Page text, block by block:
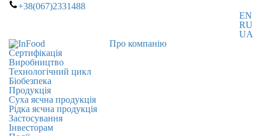
+38(067)2331488
EN
RU
UA
Про компанію
Сертифікація
Виробництво
Технологічний цикл
Біобезпека
Продукція
Суха яєчна продукція
Рідка яєчна продукція
Застосування
Інвесторам